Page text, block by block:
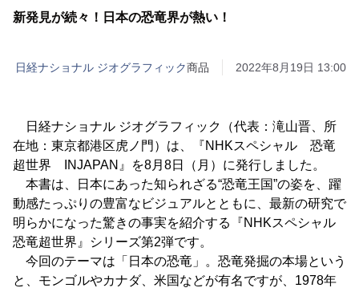
新発見が続々！日本の恐竜界が熱い！
日経ナショナル ジオグラフィック商品 2022年8月19日 13:00
日経ナショナル ジオグラフィック（代表：滝山晋、所
在地：東京都港区虎ノ門）は、『NHKスペシャル 恐竜
超世界 INJAPAN』を8月8日（月）に発行しました。
本書は、日本にあった知られざる“恐竜王国”の姿を、躍
動感たっぷりの豊富なビジュアルとともに、最新の研究で
明らかになった驚きの事実を紹介する『NHKスペシャル
恐竜超世界』シリーズ第2弾です。
今回のテーマは「日本の恐竜」。恐竜発掘の本場という
と、モンゴルやカナダ、米国などが有名ですが、1978年